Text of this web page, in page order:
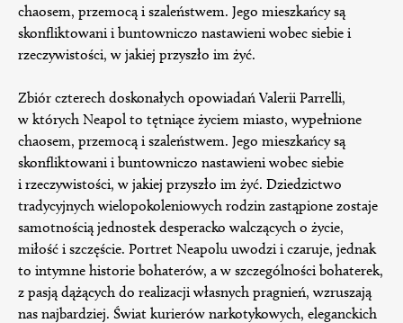
chaosem, przemocą i szaleństwem. Jego mieszkańcy są
skonfliktowani i buntowniczo nastawieni wobec siebie i
rzeczywistości, w jakiej przyszło im żyć.
Zbiór czterech doskonałych opowiadań Valerii Parrelli,
w których Neapol to tętniące życiem miasto, wypełnione
chaosem, przemocą i szaleństwem. Jego mieszkańcy są
skonfliktowani i buntowniczo nastawieni wobec siebie
i rzeczywistości, w jakiej przyszło im żyć. Dziedzictwo
tradycyjnych wielopokoleniowych rodzin zastąpione zostaje
samotnością jednostek desperacko walczących o życie,
miłość i szczęście. Portret Neapolu uwodzi i czaruje, jednak
to intymne historie bohaterów, a w szczególności bohaterek,
z pasją dążących do realizacji własnych pragnień, wzruszają
nas najbardziej. Świat kurierów narkotykowych, eleganckich